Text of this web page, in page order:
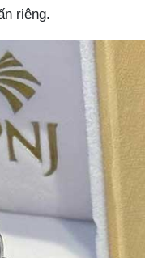
riêng.